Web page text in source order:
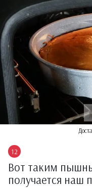
Вот таким
получается наш